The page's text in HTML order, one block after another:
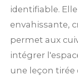
identifiable.
envahissante,
permet aux
intégrer
une leçon tirée